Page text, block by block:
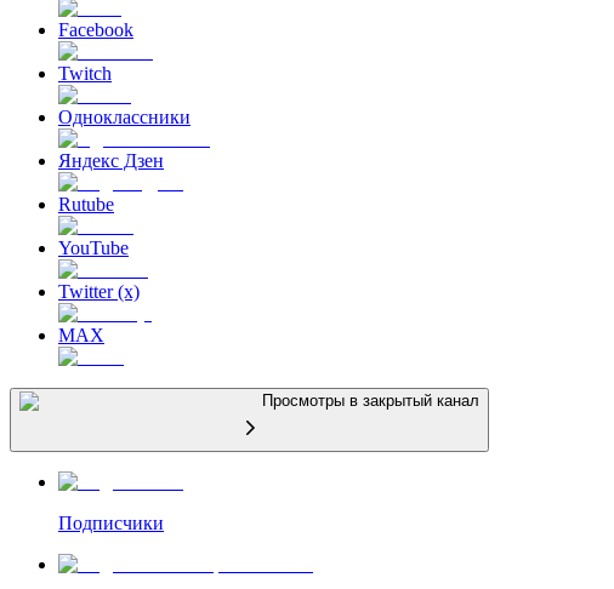
Facebook
Twitch
Одноклассники
Яндекс Дзен
Rutube
YouTube
Twitter (x)
MAX
Просмотры в закрытый канал
Подписчики